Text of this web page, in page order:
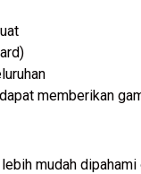
memberikan
mudah